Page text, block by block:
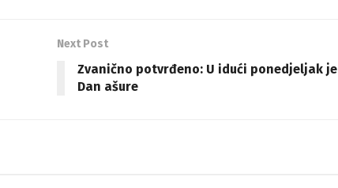
Next Post
Zvanično potvrđeno: U idući ponedjeljak je
Dan ašure